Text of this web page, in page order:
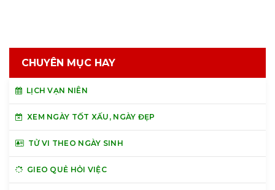
CHUYÊN MỤC HAY
LỊCH VẠN NIÊN
XEM NGÀY TỐT XẤU, NGÀY ĐẸP
TỬ VI THEO NGÀY SINH
GIEO QUẺ HỎI VIỆC